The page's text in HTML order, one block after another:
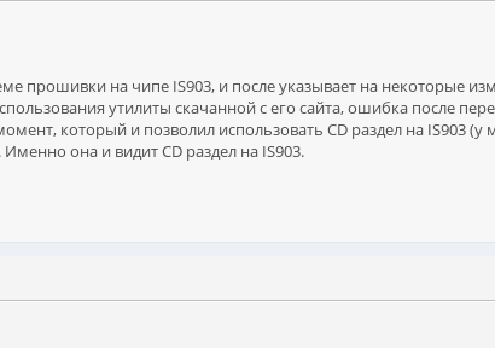
прошивки на чипе IS903, и после указывает на некоторые
утилиты скачанной с его сайта, ошибка после
который и позволил использовать CD раздел на IS903 (у
она и видит CD раздел на IS903.